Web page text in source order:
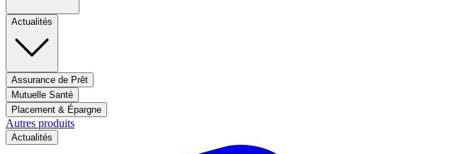
Actualités
Assurance de Prêt
Mutuelle Santé
Placement & Épargne
Autres produits
Actualités